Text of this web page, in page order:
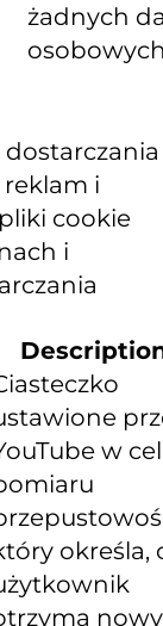
żadnych
dostarczania
i
cookie
i
w
określa,